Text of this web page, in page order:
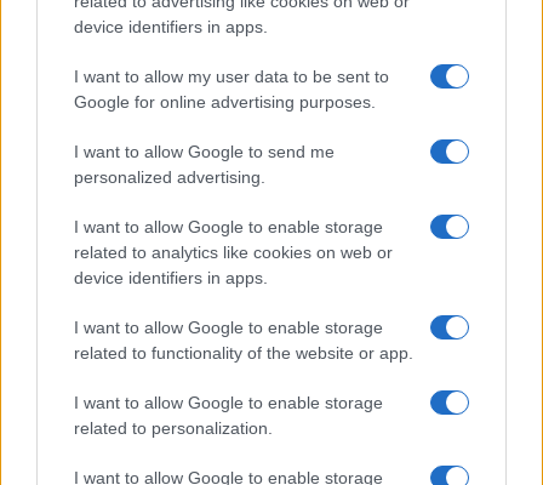
device identifiers in apps.
I want to allow my user data to be sent to
Google for online advertising purposes.
I want to allow Google to send me
personalized advertising.
I want to allow Google to enable storage
related to analytics like cookies on web or
device identifiers in apps.
I want to allow Google to enable storage
related to functionality of the website or app.
I want to allow Google to enable storage
related to personalization.
I want to allow Google to enable storage
maggiore consenso dai partiti riguarda la riforma
casuale. Il viceré ha voluto esortare chi di dovere
a darsi una mossa, perché se i partiti falliranno
nel metter mano alla riforma, a farlo rischiano di
essere i cittadini con i sei referendum per la
giustizia giusta promossi dal Partito Radicale e
dalla Lega.
Ma chi si aspetta che da questo Parlamento possa
uscire una riforma garantista, che tagli le unghie
controllo del Csm da parte delle correnti, è un